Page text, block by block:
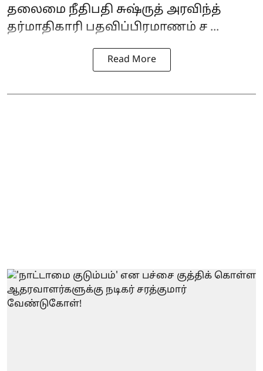
தலைமை நீதிபதி சுஷ்ருத் அரவிந்த்
தர்மாதிகாரி பதவிப்பிரமாணம் ச ...
Read More